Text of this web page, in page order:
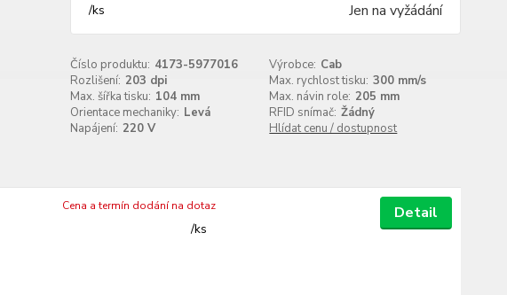
/ks Jen na vyžádání
Číslo produktu: 4173-5977016 Výrobce: Cab
Rozlišení: 203 dpi Max. rychlost tisku: 300 mm/s
Max. šířka tisku: 104 mm Max. návin role: 205 mm
Orientace mechaniky: Levá RFID snímač: Žádný
Napájení: 220 V Hlídat cenu / dostupnost
/ks
Cena a termín dodání na dotaz Detail